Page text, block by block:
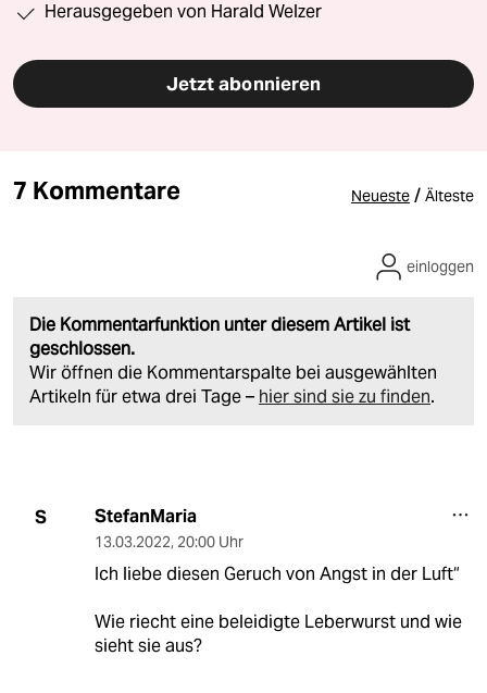
Herausgegeben von Harald Welzer
Jetzt abonnieren
7 Kommentare Neueste / Älteste
Die Kommentarfunktion unter diesem Artikel ist
geschlossen.
Wir öffnen die Kommentarspalte bei ausgewählten
Artikeln für etwa drei Tage – hier sind sie zu finden.
einloggen
S StefanMaria
13.03.2022, 20:00 Uhr
Ich liebe diesen Geruch von Angst in der Luft“
Wie riecht eine beleidigte Leberwurst und wie
sieht sie aus?